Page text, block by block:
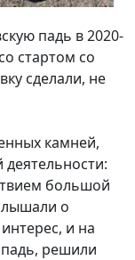
падь в 2020-
стартом со
сделали, не
камней,
большой
о
и на
решили